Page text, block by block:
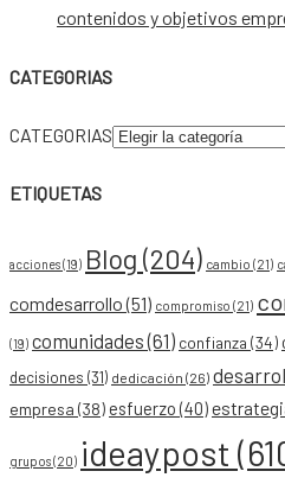
contenidos y objetivos
CATEGORIAS
CATEGORIAS
ETIQUETAS
acciones(19) Blog (204) cambio (21)
comdesarrollo(51) compromiso (21)
(19) comunidades(61) confianza (34)
decisiones (31) dedicación (26)
empresa (38) esfuerzo (40)
grupos(20) ideaypost